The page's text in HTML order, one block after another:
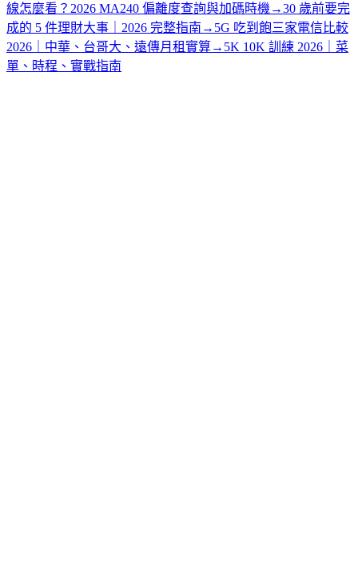
線怎麼看？2026 MA240 偏離度查詢與加碼時機 →30 歲前要完
成的 5 件理財大事｜2026 完整指南 → 5G 吃到飽三家電信比較
2026｜中華、台哥大、遠傳月租實算→ 5K 10K 訓練 2026｜菜
單、時程、實戰指南